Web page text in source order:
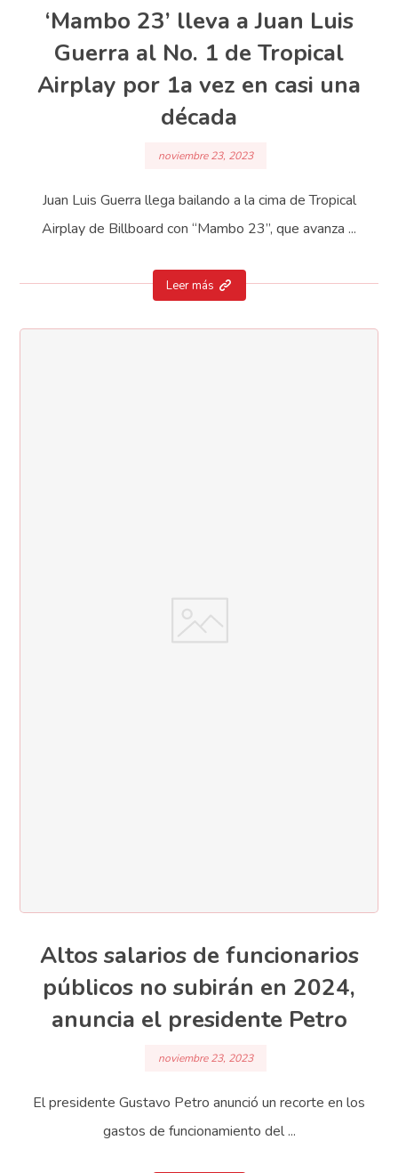
‘Mambo 23’ lleva a Juan Luis
Guerra al No. 1 de Tropical
Airplay por 1a vez en casi una
década
noviembre 23, 2023
Juan Luis Guerra llega bailando a la cima de Tropical
Airplay de Billboard con “Mambo 23”, que avanza ...
Leer más
Altos salarios de funcionarios
públicos no subirán en 2024,
anuncia el presidente Petro
noviembre 23, 2023
El presidente Gustavo Petro anunció un recorte en los
gastos de funcionamiento del ...